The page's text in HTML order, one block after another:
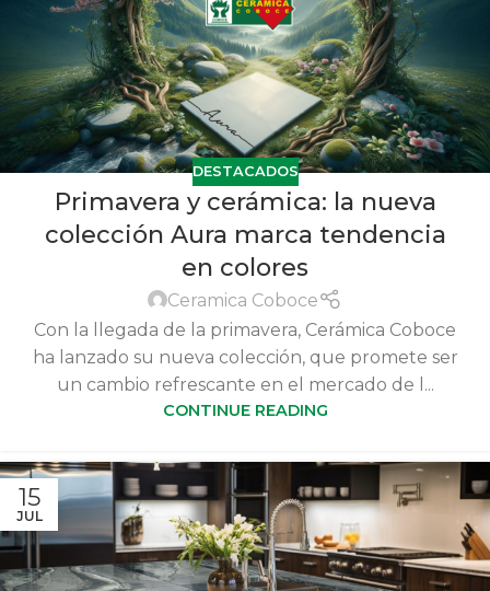
DESTACADOS
Primavera y cerámica: la nueva
colección Aura marca tendencia
en colores
Ceramica Coboce
Con la llegada de la primavera, Cerámica Coboce
ha lanzado su nueva colección, que promete ser
un cambio refrescante en el mercado de l...
CONTINUE READING
15
JUL